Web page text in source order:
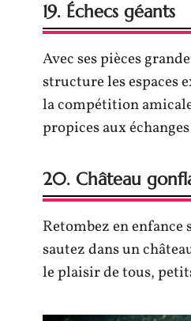
19. Échecs géants
Avec ses pièces
structure les espaces
la compétition
propices aux
20. Château
Retombez en enfance
sautez dans un
le plaisir de tous,